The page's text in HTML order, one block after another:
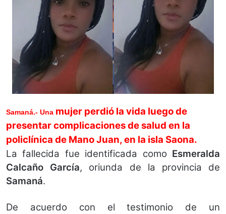
Samaná.- Una mujer perdió la vida luego de
presentar complicaciones de salud en la
policlínica de Mano Juan, en la isla Saona.
La fallecida fue identificada como Esmeralda
Calcaño García, oriunda de la provincia de
Samaná.
De acuerdo con el testimonio de un